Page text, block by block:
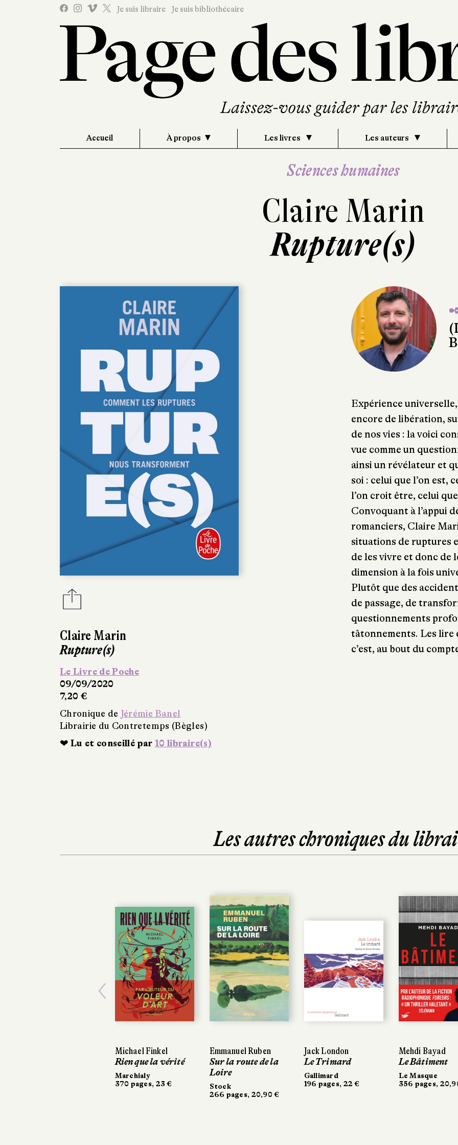
Je suis libraire Je suis bibliothécaire
Accueil À propos Les livres Les auteurs
Sciences humaines
Claire Marin
Rupture(s)
Claire Marin
Rupture(s)
Le Livre de Poche
09/09/2020
7,20 €
Chronique de Jérémie Banel
Librairie du Contretemps (Bègles)
❤ Lu et conseillé par 10 libraire(s)
Expérience
encore de libération,
de nos vies : la voici
vue comme un
ainsi un révélateur et
soi : celui que l’on est,
l’on croit être, celui
Convoquant à l’appui
romanciers, Claire
situations de ruptures
de les vivre et donc de
dimension à la fois
Plutôt que des
de passage, de
questionnements
tâtonnements. Les lire
c’est, au bout du
Les autres chroniques du
Michael Finkel
Rien que la vérité
Marchialy
370 pages, 23 €
Emmanuel Ruben
Sur la route de la
Loire
Stock
266 pages, 20,90 €
Jack London
Le Trimard
Gallimard
196 pages, 22 €
Mehdi Bayad
Le Bâtiment
Le Masque
356 pages,
Previous